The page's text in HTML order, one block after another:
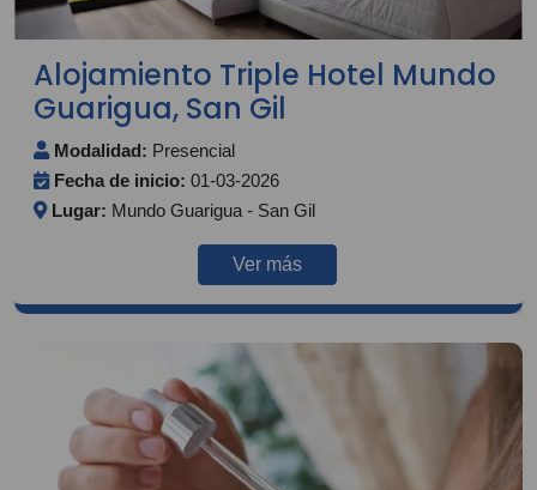
Alojamiento Triple Hotel Mundo
Guarigua, San Gil
Modalidad: Presencial
Fecha de inicio: 01-03-2026
Lugar: Mundo Guarigua - San Gil
Ver más